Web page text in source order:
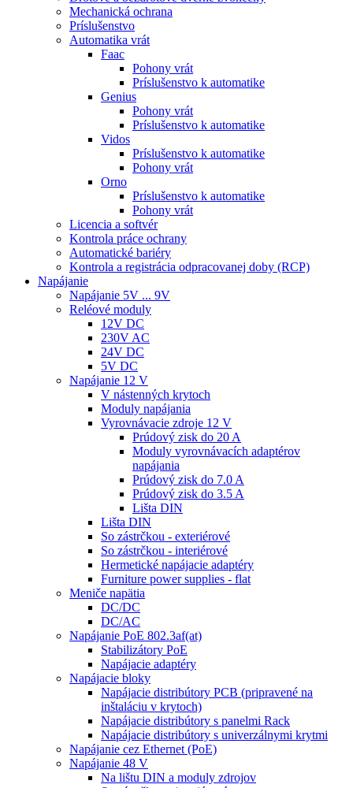
Mechanická ochrana
Príslušenstvo
Automatika vrát
Faac
Pohony vrát
Príslušenstvo k automatike
Genius
Pohony vrát
Príslušenstvo k automatike
Vidos
Príslušenstvo k automatike
Pohony vrát
Orno
Príslušenstvo k automatike
Pohony vrát
Licencia a softvér
Kontrola práce ochrany
Automatické bariéry
Kontrola a registrácia odpracovanej doby (RCP)
Napájanie
Napájanie 5V ... 9V
Reléové moduly
12V DC
230V AC
24V DC
5V DC
Napájanie 12 V
V nástenných krytoch
Moduly napájania
Vyrovnávacie zdroje 12 V
Prúdový zisk do 20 A
Moduly vyrovnávacích adaptérov
napájania
Prúdový zisk do 7.0 A
Prúdový zisk do 3.5 A
Lišta DIN
Lišta DIN
So zástrčkou - exteriérové
So zástrčkou - interiérové
Hermetické napájacie adaptéry
Furniture power supplies - flat
Meniče napätia
DC/DC
DC/AC
Napájanie PoE 802.3af(at)
Stabilizátory PoE
Napájacie adaptéry
Napájacie bloky
Napájacie distribútory PCB (pripravené na
inštaláciu v krytoch)
Napájacie distribútory s panelmi Rack
Napájacie distribútory s univerzálnymi krytmi
Napájanie cez Ethernet (PoE)
Napájanie 48 V
Na lištu DIN a moduly zdrojov